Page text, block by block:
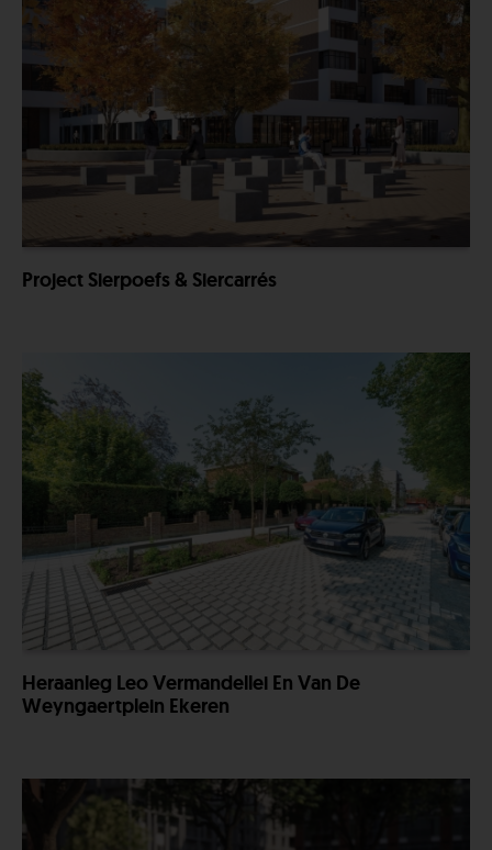
Project Sierpoefs & Siercarrés
Heraanleg Leo Vermandellei En Van De
Weyngaertplein Ekeren